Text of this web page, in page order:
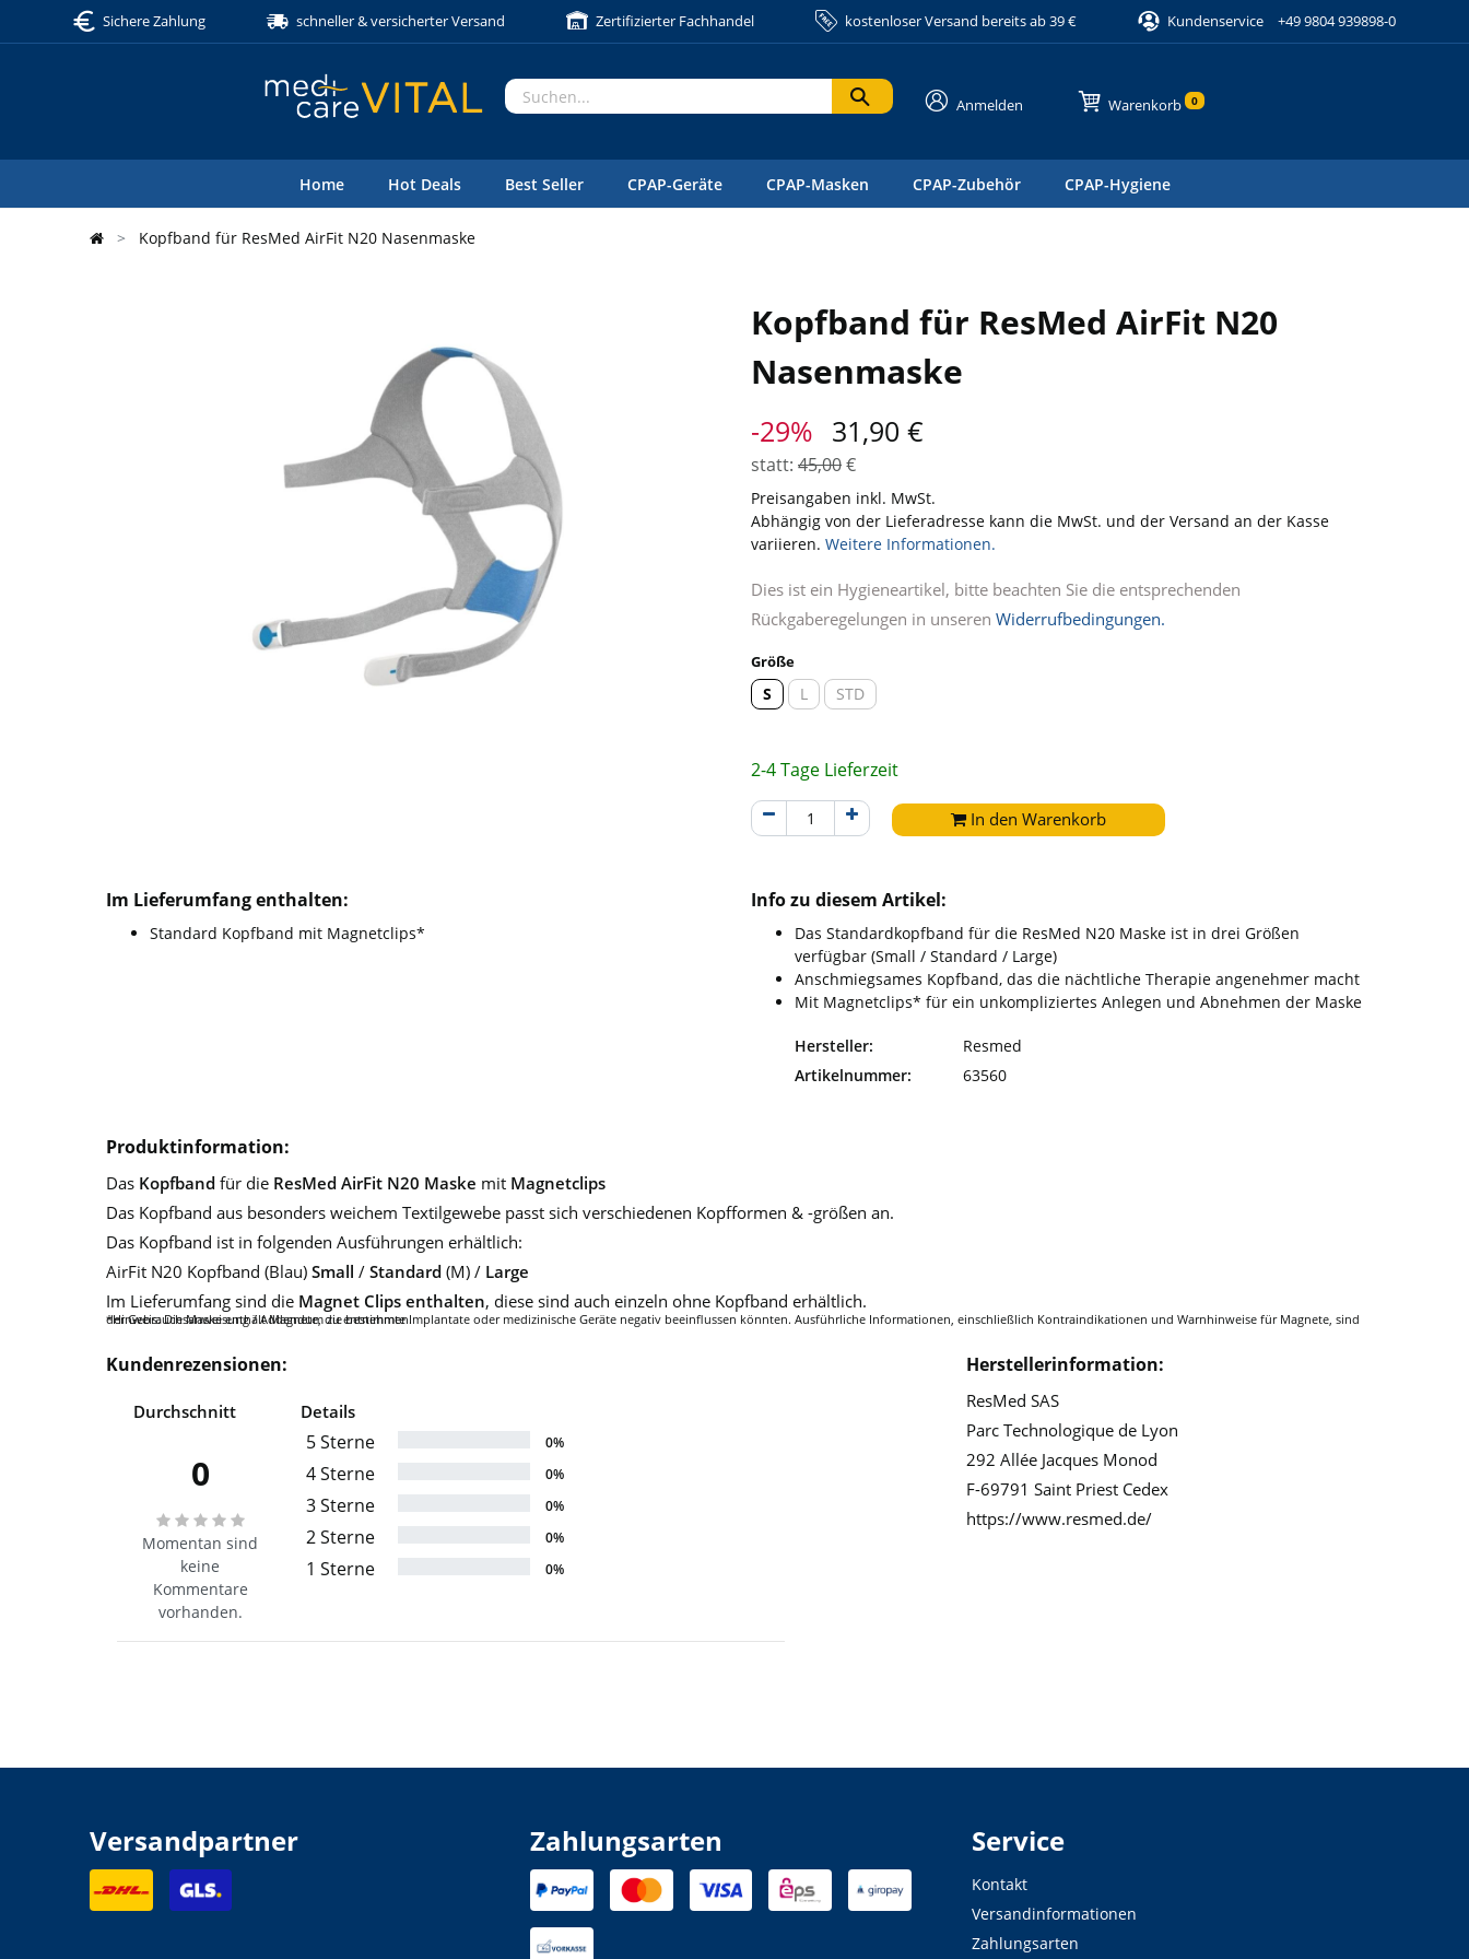
Sichere Zahlung schneller & versicherter Versand Zertifizierter Fachhandel kostenloser Versand bereits ab 39 € Kundenservice +49 9804 939898-0
Anmelden Warenkorb 0
Home Hot Deals Best Seller CPAP-Geräte CPAP-Masken CPAP-Zubehör CPAP-Hygiene
Kopfband für ResMed AirFit N20 Nasenmaske
Kopfband für ResMed AirFit N20
Nasenmaske
-29% 31,90 €
statt: 45,00€
Preisangaben inkl. MwSt.
Abhängig von der Lieferadresse kann die MwSt. und der Versand an der Kasse
variieren. Weitere Informationen.
Dies ist ein Hygieneartikel, bitte beachten Sie die entsprechenden
Rückgaberegelungen in unseren Widerrufbedingungen.
Größe
S L STD
2-4 Tage Lieferzeit
In den Warenkorb
Im Lieferumfang enthalten:
Standard Kopfband mit Magnetclips*
Info zu diesem Artikel:
Das Standardkopfband für die ResMed N20 Maske ist in drei Größen
verfügbar (Small / Standard / Large)
Anschmiegsames Kopfband, das die nächtliche Therapie angenehmer macht
Mit Magnetclips* für ein unkompliziertes Anlegen und Abnehmen der Maske
Hersteller:
Resmed
Artikelnummer:
63560
Produktinformation:
Das Kopfband für die ResMed AirFit N20 Maske mit Magnetclips
Das Kopfband aus besonders weichem Textilgewebe passt sich verschiedenen Kopfformen & -größen an.
Das Kopfband ist in folgenden Ausführungen erhältlich:
AirFit N20 Kopfband (Blau)Small /Standard (M) / Large
Im Lieferumfang sind die Magnet Clips enthalten, diese sind auch einzeln ohne Kopfband erhältlich.
*Hinweis: Die Maske enthält Magnete, die bestimmte Implantate oder medizinische Geräte negativ beeinflussen könnten. Ausführliche Informationen, einschließlich Kontraindikationen und Warnhinweise für Magnete, sind der Gebrauchsanweisung / Addendum zu entnehmen.
Kundenrezensionen:
Durchschnitt
0
Momentan sind
keine
Kommentare
vorhanden.
Details
5 Sterne 0%
4 Sterne 0%
3 Sterne 0%
2 Sterne 0%
1 Sterne 0%
Herstellerinformation:
ResMed SAS
Parc Technologique de Lyon
292 Allée Jacques Monod
F-69791 Saint Priest Cedex
https://www.resmed.de/
Versandpartner Zahlungsarten Service
Kontakt
Versandinformationen
Zahlungsarten